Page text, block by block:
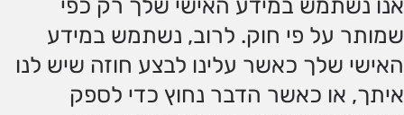
שמותר על פי חוק. לרוב, נשתמש במידע
האישי שלך כאשר עלינו לבצע חוזה שיש לנו
איתך, או כאשר הדבר נחוץ כדי לספק